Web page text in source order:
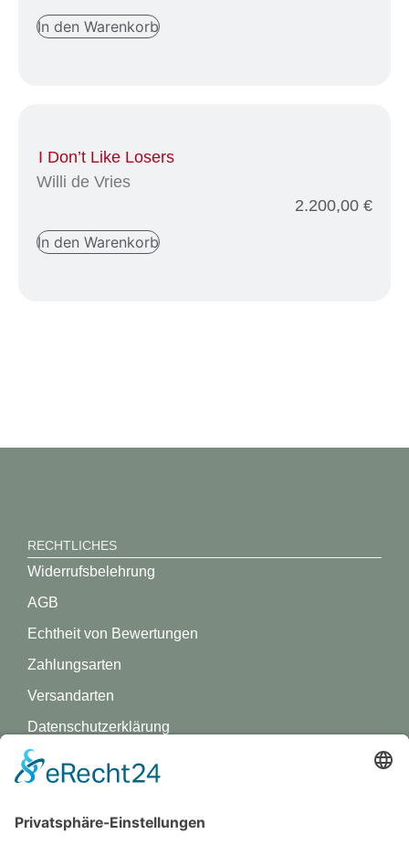
In den Warenkorb
I Don’t Like Losers
Willi de Vries
2.200,00 €
In den Warenkorb
RECHTLICHES
Widerrufsbelehrung
AGB
Echtheit von Bewertungen
Zahlungsarten
Versandarten
Datenschutz­erklärung
Impressum
GREVY ANGEBOT